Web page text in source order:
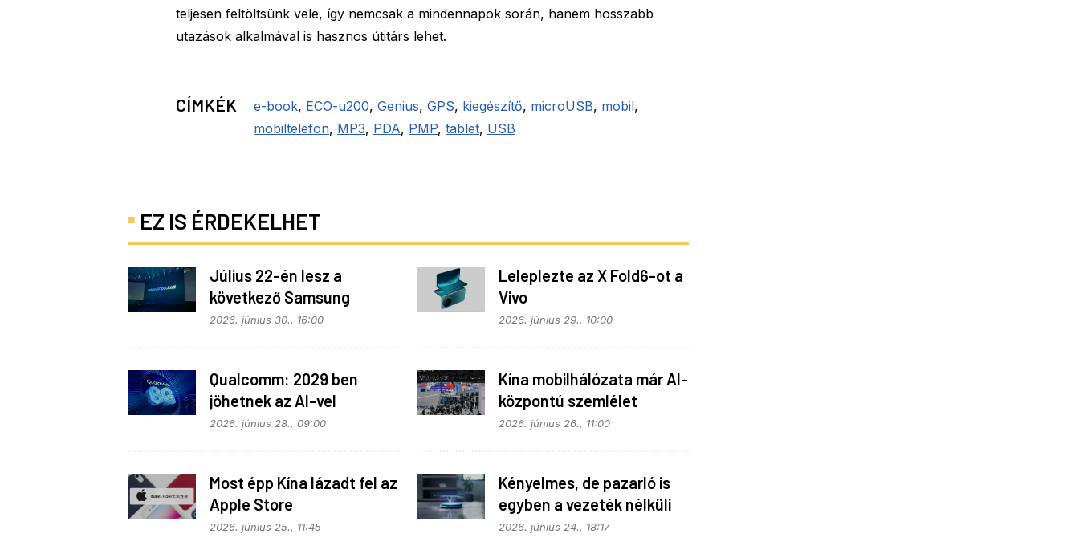
teljesen feltöltsünk vele, így nemcsak a mindennapok során, hanem hosszabb
utazások alkalmával is hasznos útitárs lehet.
CÍMKÉK e-book, ECO-u200, Genius, GPS, kiegészítő, microUSB, mobil,
mobiltelefon, MP3, PDA, PMP, tablet, USB
EZ IS ÉRDEKELHET
Július 22-én lesz a
következő Samsung
Galaxy Unpacked – ez
2026. június 30., 16:00
Leleplezte az X Fold6-ot a
Vivo
2026. június 29., 10:00
Qualcomm: 2029 ben
jöhetnek az AI-vel
telepakolt 6G-s telefonok
2026. június 28., 09:00
Kína mobilhálózata már AI-
központú szemlélet
alapján fejlődik
2026. június 26., 11:00
Most épp Kína lázadt fel az
Apple Store
monopolhelyzete ellen
2026. június 25., 11:45
Kényelmes, de pazarló is
egyben a vezeték nélküli
töltés
2026. június 24., 18:17